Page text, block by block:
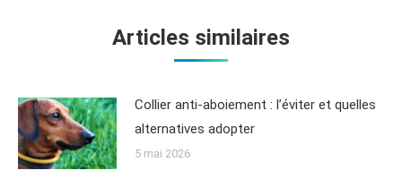
Articles similaires
Collier anti-aboiement : l’éviter et quelles
alternatives adopter
5 mai 2026